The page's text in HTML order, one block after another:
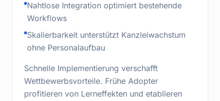
Nahtlose Integration optimiert bestehende
Workflows
Skalierbarkeit unterstützt Kanzleiwachstum
ohne Personalaufbau
Schnelle Implementierung verschafft
Wettbewerbsvorteile. Frühe Adopter
profitieren von Lerneffekten und etablieren